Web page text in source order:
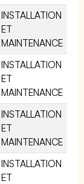
INSTALLATION
ET
MAINTENANCE
INSTALLATION
ET
MAINTENANCE
INSTALLATION
ET
MAINTENANCE
INSTALLATION
ET